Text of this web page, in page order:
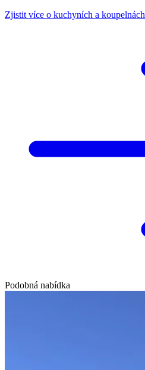
Zjistit více o kuchyních a koupelnách
Podobná nabídka